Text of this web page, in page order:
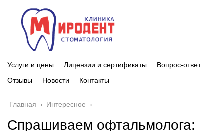
Услуги и цены Лицензии и сертификаты
Вопрос-ответ
Отзывы
Новости Контакты
Главная › Интересное ›
Спрашиваем офтальмолога: